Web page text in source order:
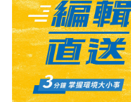
地球吸收輻射後，會因此
效果，而且隨著海冰的融
「甲烷」，這被科學家認